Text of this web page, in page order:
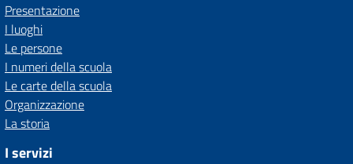
Presentazione
I luoghi
Le persone
I numeri della scuola
Le carte della scuola
Organizzazione
La storia
I servizi